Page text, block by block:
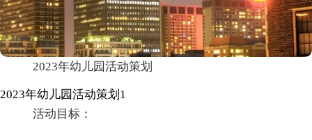
2023年幼儿园活动策划
2023年幼儿园活动策划1
活动目标：